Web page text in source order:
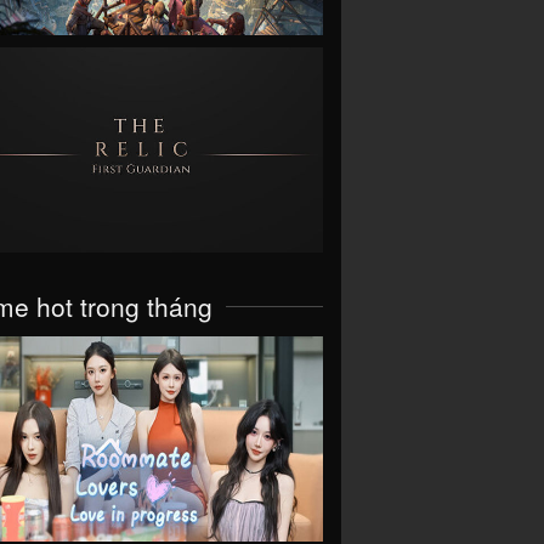
VIEW
hot trong tháng
VIEW